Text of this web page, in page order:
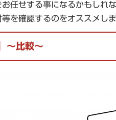
任せする事になるかもしれ
を確認するのをオススメしま
～比較～